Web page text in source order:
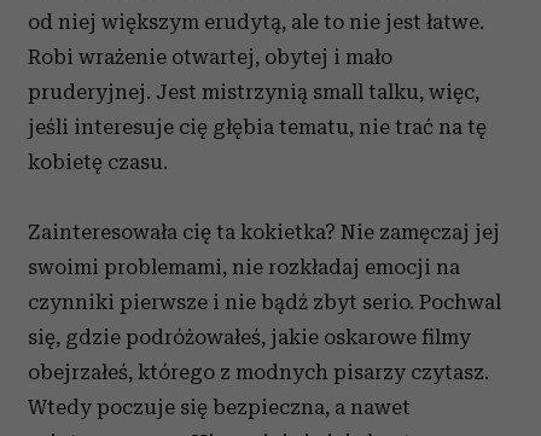
od niej większym erudytą, ale to nie jest łatwe.
Robi wrażenie otwartej, obytej i mało
pruderyjnej. Jest mistrzynią small talku, więc,
jeśli interesuje cię głębia tematu, nie trać na tę
kobietę czasu.
Zainteresowała cię ta kokietka? Nie zamęczaj jej
swoimi problemami, nie rozkładaj emocji na
czynniki pierwsze i nie bądź zbyt serio. Pochwal
się, gdzie podróżowałeś, jakie oskarowe filmy
obejrzałeś, którego z modnych pisarzy czytasz.
Wtedy poczuje się bezpieczna, a nawet